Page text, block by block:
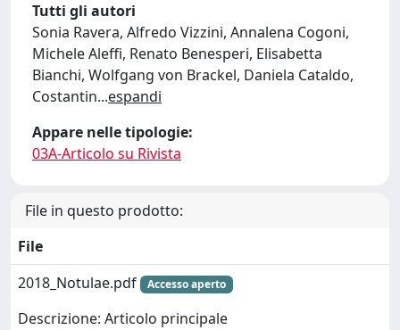
Tutti gli autori
Sonia Ravera, Alfredo Vizzini, Annalena Cogoni,
Michele Aleffi, Renato Benesperi, Elisabetta
Bianchi, Wolfgang von Brackel, Daniela Cataldo,
Costantin...espandi
Appare nelle tipologie:
03A-Articolo su Rivista
File in questo prodotto:
File
2018_Notulae.pdf
Accesso aperto
Descrizione: Articolo principale